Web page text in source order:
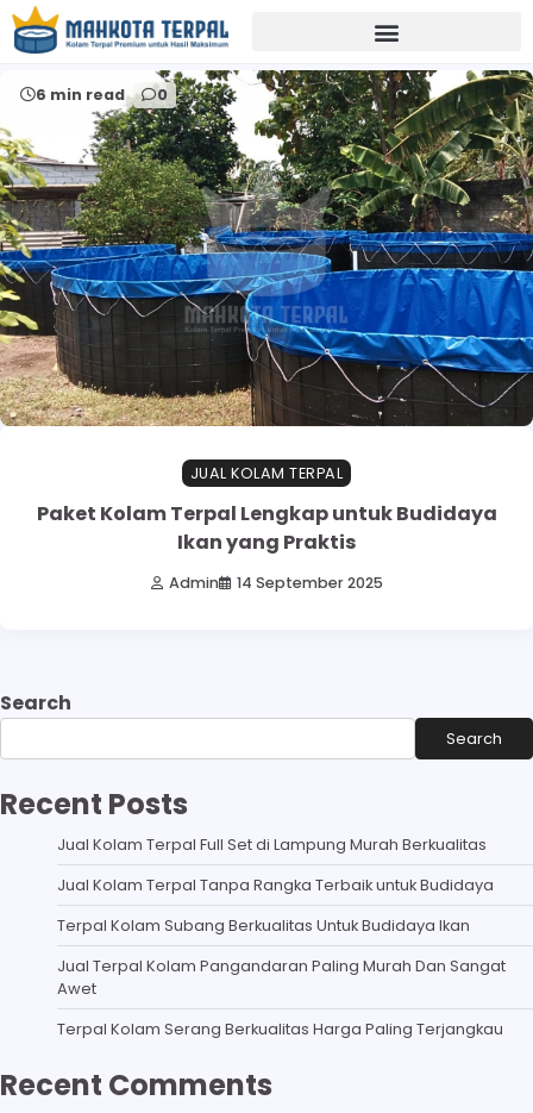
Home alat drainase kolam
6 min read 0
JUAL KOLAM TERPAL
Paket Kolam Terpal Lengkap untuk Budidaya
Ikan yang Praktis
Admin 14 September 2025
Search
Search
Recent Posts
Jual Kolam Terpal Full Set di Lampung Murah Berkualitas
Jual Kolam Terpal Tanpa Rangka Terbaik untuk Budidaya
Terpal Kolam Subang Berkualitas Untuk Budidaya Ikan
Jual Terpal Kolam Pangandaran Paling Murah Dan Sangat
Awet
Terpal Kolam Serang Berkualitas Harga Paling Terjangkau
Recent Comments